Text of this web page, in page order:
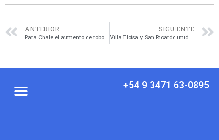
ANTERIOR
Para Chale el aumento de robos en la ciudad tiene una conexión con Rosario: «Son bandas mixtas»
SIGUIENTE
Villa Eloísa y San Ricardo unidos por ripio
+54 9 3471 63-0895